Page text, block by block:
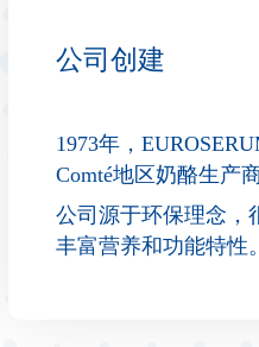
公司创建
1973年，
Comté地区奶酪生产
公司源于环保理念，
丰富营养和功能特性。